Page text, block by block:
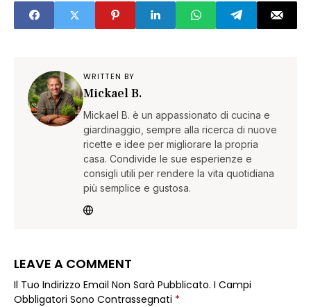
WRITTEN BY
Mickael B.
Mickael B. è un appassionato di cucina e
giardinaggio, sempre alla ricerca di nuove
ricette e idee per migliorare la propria
casa. Condivide le sue esperienze e
consigli utili per rendere la vita quotidiana
più semplice e gustosa.
LEAVE A COMMENT
Il Tuo Indirizzo Email Non Sarà Pubblicato. I Campi
Obbligatori Sono Contrassegnati *